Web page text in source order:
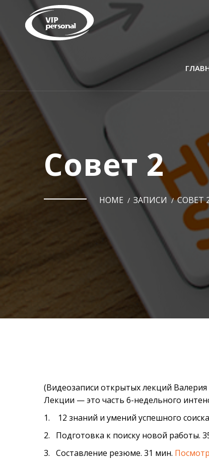
Совет 2
HOME ЗАПИСИ СОВЕТ
(Видеозаписи открытых лекций
Лекции — это часть 6-недельного
1. 12 знаний и умений успешного
2. Подготовка к поиску новой работы.
3. Составление резюме. 31 мин.